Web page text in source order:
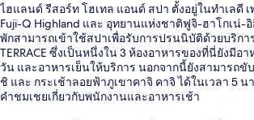
ไฮแลนด์ รีสอร์ท โฮเทล แอนด์ สปา ตั้งอยู่ในทำเลดี
Fuji-Q Highland และ อุทยานแห่งชาติฟูจิ-ฮาโกเน่-อิ
พักสามารถเข้าใช้สปาเพื่อรับการปรนนิบัติด้วยบริกา
TERRACE ซึ่งเป็นหนึ่งใน 3 ห้องอาหารของที่นี่ยังมีอ
วัน และอาหารเย็นให้บริการ นอกจากนี้ยังสามารถขั
ชิ และ กระเช้าลอยฟ้าภูเขาคาจิ คาจิ ได้ในเวลา 5
คำชมเชยเกี่ยวกับพนักงานและอาหารเช้า